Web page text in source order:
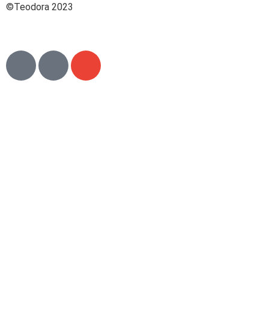
©Teodora 2023